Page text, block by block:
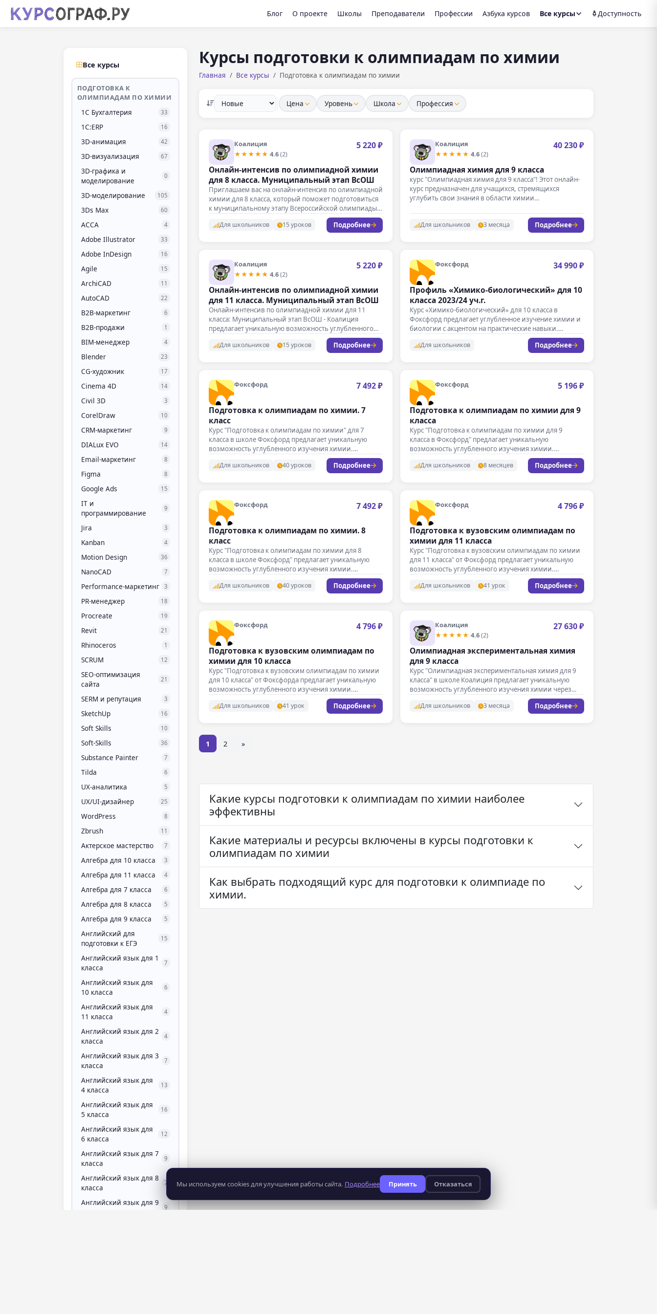
Блог О проекте Школы Преподаватели Профессии Азбука курсов Все курсы Доступность
Все курсы
ПОДГОТОВКА К
ОЛИМПИАДАМ ПО ХИМИИ
1С Бухгалтерия 33
1С:ERP 16
3D-анимация 42
3D-визуализация 67
3D-графика и
моделирование
0
3D-моделирование 105
3Ds Max 60
ACCA 4
Adobe Illustrator 33
Adobe InDesign 16
Agile 15
ArchiCAD 11
AutoCAD 22
B2B-маркетинг 6
B2B-продажи 1
BIM-менеджер 4
Blender 23
CG-художник 17
Cinema 4D 14
Civil 3D 3
CorelDraw 10
CRM-маркетинг 9
DIALux EVO 14
Email-маркетинг 8
Figma 8
Google Ads 15
IT и
программирование
9
Jira 3
Kanban 4
Motion Design 36
NanoCAD 7
Performance-маркетинг 3
PR-менеджер 18
Procreate 19
Revit 21
Rhinoceros 1
SCRUM 12
SEO-оптимизация
сайта
21
SERM и репутация 3
SketchUp 16
Soft Skills 10
Soft-Skills 36
Substance Painter 7
Tilda 6
UX-аналитика 5
UX/UI-дизайнер 25
WordPress 8
Zbrush 11
Актерское мастерство 7
Алгебра для 10 класса 3
Алгебра для 11 класса 4
Алгебра для 7 класса 6
Алгебра для 8 класса 5
Алгебра для 9 класса 5
Английский для
подготовки к ЕГЭ
15
Английский язык для 1
класса
7
Английский язык для
10 класса
6
Английский язык для
11 класса
4
Английский язык для 2
класса
4
Английский язык для 3
класса
7
Английский язык для
4 класса
13
Английский язык для
5 класса
16
Английский язык для
6 класса
12
Английский язык для 7
класса
9
Английский язык для 8
класса
7
Английский язык для 9
9
Курсы подготовки к олимпиадам по химии
Главная Все курсы Подготовка к олимпиадам по химии
Цена Уровень Школа Профессия
Коалиция
★★★★★ 4.6(2)
5 220 ₽
Онлайн-интенсив по олимпиадной химии
для 8 класса. Муниципальный этап ВсОШ
Приглашаем вас на онлайн-интенсив по олимпиадной
химии для 8 класса, который поможет подготовиться
к муниципальному этапу Всероссийской олимпиады…
Для школьников 15 уроков Подробнее
Коалиция
★★★★★ 4.6(2)
40 230 ₽
Олимпиадная химия для 9 класса
курс "Олимпиадная химия для 9 класса"! Этот онлайн-
курс предназначен для учащихся, стремящихся
углубить свои знания в области химии…
Для школьников 3 месяца Подробнее
Коалиция
★★★★★ 4.6(2)
5 220 ₽
Онлайн-интенсив по олимпиадной химии
для 11 класса. Муниципальный этап ВсОШ
Онлайн-интенсив по олимпиадной химии для 11
класса: Муниципальный этап ВсОШ - Коалиция
предлагает уникальную возможность углубленного
Для школьников 15 уроков Подробнее
Фоксфорд 34 990 ₽
Профиль «Химико-биологический» для 10
класса 2023/24 уч.г.
Курс «Химико-биологический» для 10 класса в
Фоксфорд предлагает углубленное изучение химии и
биологии с акцентом на практические навыки.…
Для школьников Подробнее
Фоксфорд 7 492 ₽
Подготовка к олимпиадам по химии. 7
класс
Курс "Подготовка к олимпиадам по химии" для 7
класса в школе Фоксфорд предлагает уникальную
возможность углубленного изучения химии.…
Для школьников 40 уроков Подробнее
Фоксфорд 5 196 ₽
Подготовка к олимпиадам по химии для 9
класса
Курс "Подготовка к олимпиадам по химии для 9
класса в Фоксфорд" предлагает уникальную
возможность углубленного изучения химии.
Для школьников 8 месяцев Подробнее
Фоксфорд 7 492 ₽
Подготовка к олимпиадам по химии. 8
класс
Курс "Подготовка к олимпиадам по химии для 8
класса в школе Фоксфорд" предлагает уникальную
возможность углубленного изучения химии.…
Для школьников 40 уроков Подробнее
Фоксфорд 4 796 ₽
Подготовка к вузовским олимпиадам по
химии для 11 класса
Курс "Подготовка к вузовским олимпиадам по химии
для 11 класса" от Фоксфорд предлагает уникальную
возможность углубленного изучения химии.…
Для школьников 41 урок Подробнее
Фоксфорд 4 796 ₽
Подготовка к вузовским олимпиадам по
химии для 10 класса
Курс "Подготовка к вузовским олимпиадам по химии
для 10 класса" от Фоксфорда предлагает уникальную
возможность углубленного изучения химии.…
Для школьников 41 урок Подробнее
Коалиция
★★★★★ 4.6(2)
27 630 ₽
Олимпиадная экспериментальная химия
для 9 класса
Курс "Олимпиадная экспериментальная химия для 9
класса" в школе Коалиция предлагает уникальную
возможность углубленного изучения химии через
Для школьников 3 месяца Подробнее
1 2 »
Какие курсы подготовки к олимпиадам по химии наиболее
эффективны
Какие материалы и ресурсы включены в курсы подготовки к
олимпиадам по химии
Как выбрать подходящий курс для подготовки к олимпиаде по
химии.
Мы используем cookies для улучшения работы сайта. Подробнее Принять Отказаться